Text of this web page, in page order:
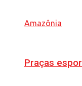
Praças